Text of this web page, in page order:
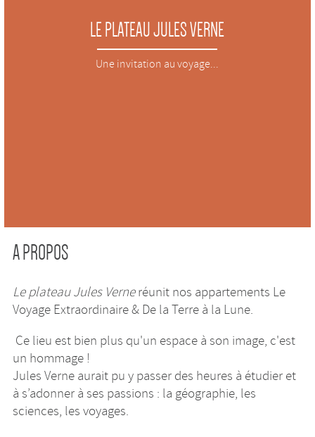
LE PLATEAU JULES VERNE
Une invitation au voyage...
A PROPOS
Le plateau Jules Verneréunit nos appartements Le
Voyage Extraordinaire & De la Terre à la Lune.
Ce lieu est bien plus qu'un espace à son image, c'est
un hommage !
Jules Verne aurait pu y passer des heures à étudier et
à s’adonner à ses passions : la géographie, les
sciences, les voyages.